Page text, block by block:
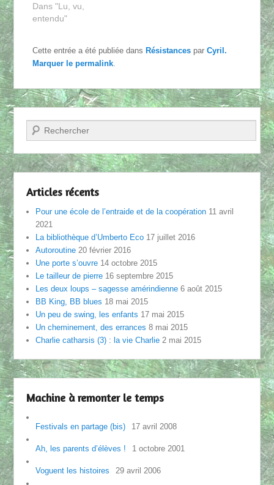
Dans "Lu, vu,
entendu"
Cette entrée a été publiée dans Résistances parCyril.
Marquer lepermalink
Recherche
Articles récents
Pour une école de l’entraide et de la coopération 11 avril
2021
La bibliothèque d’Umberto Eco 17 juillet 2016
Autoroutine 20 février 2016
Une porte s’ouvre 14 octobre 2015
Le tailleur de pierre 16 septembre 2015
Les deux loups – sagesse amérindienne 6 août 2015
BB King, BB blues 18 mai 2015
Un peu de swing, les enfants 17 mai 2015
Un cheminement, des errances 8 mai 2015
Charlie catharsis (3) : la vie Charlie 2 mai 2015
Machine à remonter le temps
Festivals en partage (bis) 17 avril 2008
Ah, les parents d’élèves ! 1 octobre 2001
Voguent les histoires 29 avril 2006